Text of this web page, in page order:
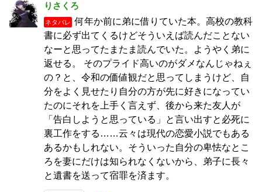
りさくろ
ネタバレ
何年か前に弟に借りていた本。高校の教科
書に必ず出てくるけどそういえば読んだことない
なーと思ってたまたま読んでいた。ようやく弟に
返せる。 そのプライド高いのがダメなんじゃねぇ
の？と、令和の価値観だと思ってしまうけど、自
分をよく見せたり自分の方が先に好きになってい
たのにそれを上手く言えず、後から来た友人が
「告白しようと思っている」と言い出すと必死に
裏工作をする……云々は現代の恋愛小説でもある
あるかもしれない。そういった自分の卑怯なとこ
ろを妻にだけは知られなくないから、弟子に長々
と遺書を送って宿罪を済ます。